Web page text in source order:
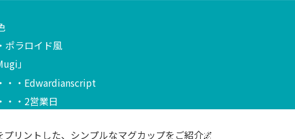
ポラロイド風
」
・・Edwardianscript
・・2営業日
リントした、シンプルなマグカップをご紹介🌌